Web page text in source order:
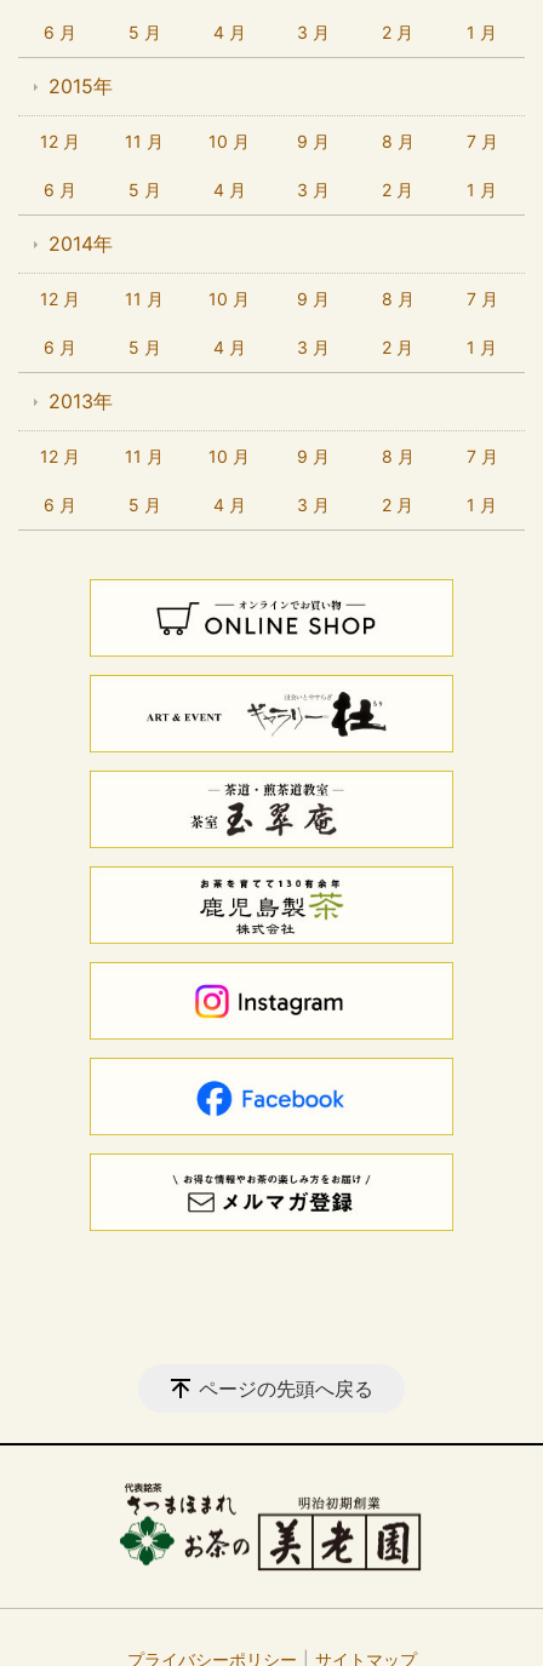
6 月 5 月 4 月 3 月 2 月 1 月
2015年
12 月 11 月 10 月 9 月 8 月 7 月
6 月 5 月 4 月 3 月 2 月 1 月
2014年
12 月 11 月 10 月 9 月 8 月 7 月
6 月 5 月 4 月 3 月 2 月 1 月
2013年
12 月 11 月 10 月 9 月 8 月 7 月
6 月 5 月 4 月 3 月 2 月 1 月
ページの先頭へ戻る
プライバシーポリシー サイトマップ